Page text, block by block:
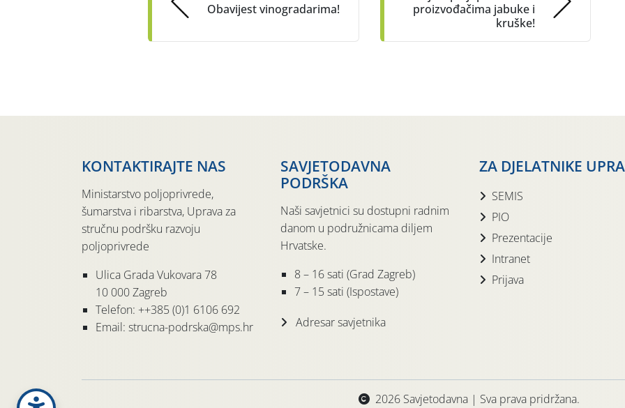
Obavijest vinogradarima!
proizvođačima jabuke i
kruške!
KONTAKTIRAJTE NAS
Ministarstvo poljoprivrede,
šumarstva i ribarstva, Uprava za
stručnu podršku razvoju
poljoprivrede
Ulica Grada Vukovara 78
10 000 Zagreb
Telefon: ++385 (0)1 6106 692
Email: strucna-podrska@mps.hr
SAVJETODAVNA
PODRŠKA
Naši savjetnici su dostupni radnim
danom u podružnicama diljem
Hrvatske.
8 – 16 sati (Grad Zagreb)
7 – 15 sati (Ispostave)
Adresar savjetnika
ZA DJELATNIKE
SEMIS
PIO
Prezentacije
Intranet
Prijava
2026 Savjetodavna | Sva prava pridržana.